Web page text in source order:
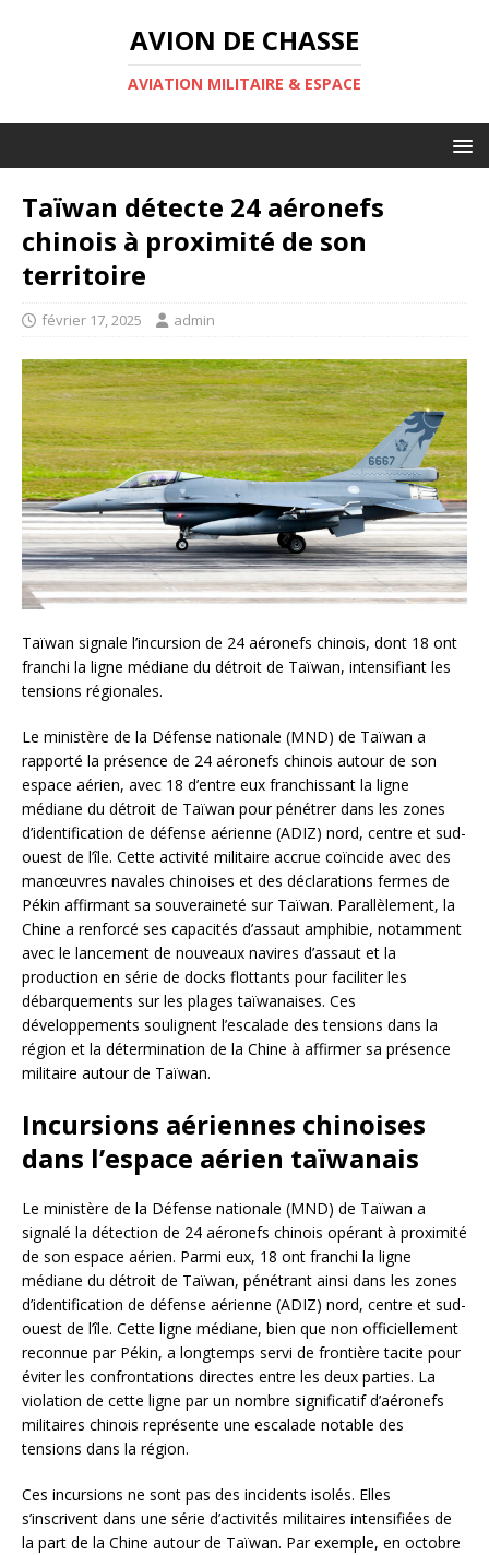
AVION DE CHASSE
AVIATION MILITAIRE & ESPACE
Taïwan détecte 24 aéronefs
chinois à proximité de son
territoire
février 17, 2025 admin
Taïwan signale l’incursion de 24 aéronefs chinois, dont 18 ont
franchi la ligne médiane du détroit de Taïwan, intensifiant les
tensions régionales.
Le ministère de la Défense nationale (MND) de Taïwan a
rapporté la présence de 24 aéronefs chinois autour de son
espace aérien, avec 18 d’entre eux franchissant la ligne
médiane du détroit de Taïwan pour pénétrer dans les zones
d’identification de défense aérienne (ADIZ) nord, centre et sud-
ouest de l’île. Cette activité militaire accrue coïncide avec des
manœuvres navales chinoises et des déclarations fermes de
Pékin affirmant sa souveraineté sur Taïwan. Parallèlement, la
Chine a renforcé ses capacités d’assaut amphibie, notamment
avec le lancement de nouveaux navires d’assaut et la
production en série de docks flottants pour faciliter les
débarquements sur les plages taïwanaises. Ces
développements soulignent l’escalade des tensions dans la
région et la détermination de la Chine à affirmer sa présence
militaire autour de Taïwan.
Incursions aériennes chinoises
dans l’espace aérien taïwanais
Le ministère de la Défense nationale (MND) de Taïwan a
signalé la détection de 24 aéronefs chinois opérant à proximité
de son espace aérien. Parmi eux, 18 ont franchi la ligne
médiane du détroit de Taïwan, pénétrant ainsi dans les zones
d’identification de défense aérienne (ADIZ) nord, centre et sud-
ouest de l’île. Cette ligne médiane, bien que non officiellement
reconnue par Pékin, a longtemps servi de frontière tacite pour
éviter les confrontations directes entre les deux parties. La
violation de cette ligne par un nombre significatif d’aéronefs
militaires chinois représente une escalade notable des
tensions dans la région.
Ces incursions ne sont pas des incidents isolés. Elles
s’inscrivent dans une série d’activités militaires intensifiées de
la part de la Chine autour de Taïwan. Par exemple, en octobre